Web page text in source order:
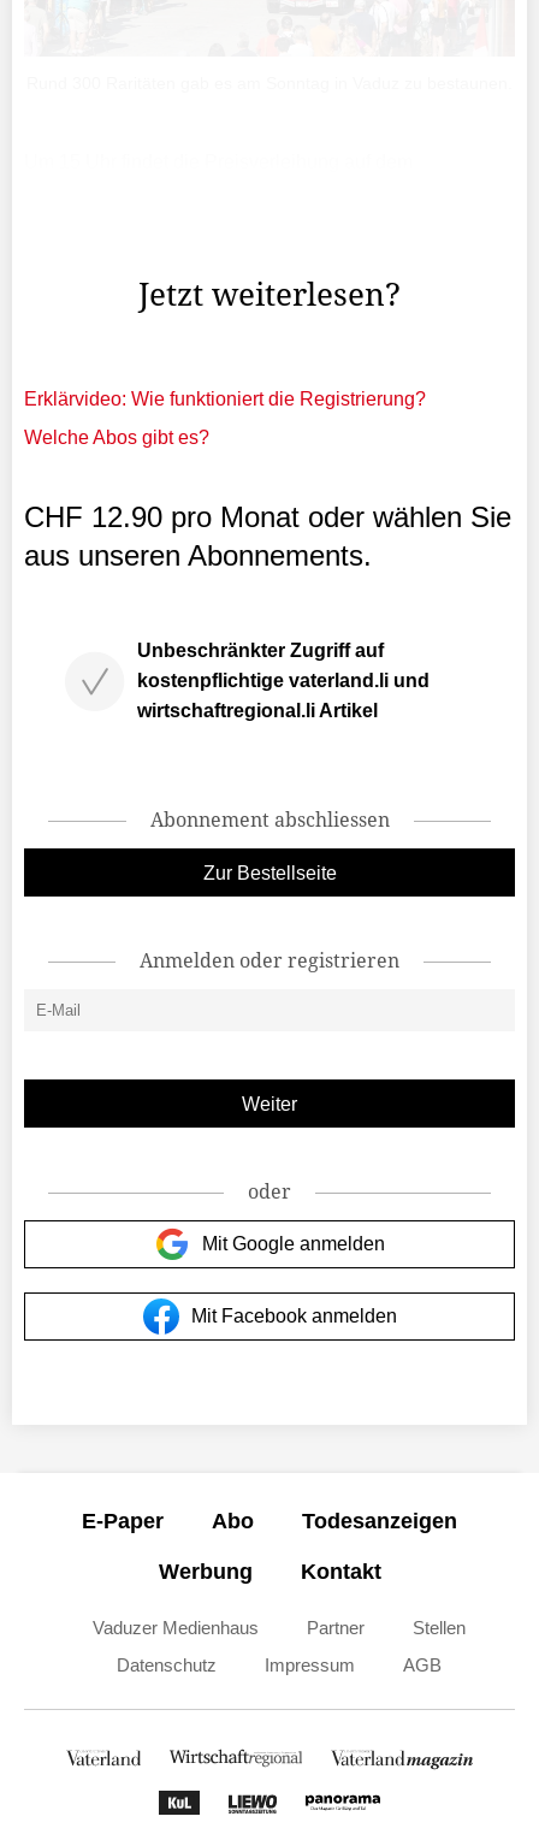
Jetzt weiterlesen?
Erklärvideo: Wie funktioniert die Registrierung?
Welche Abos gibt es?
CHF 12.90 pro Monat oder wählen Sie
aus unseren Abonnements.
Unbeschränkter Zugriff auf
kostenpflichtige vaterland.li und
wirtschaftregional.li Artikel
Abonnement abschliessen
Zur Bestellseite
Anmelden oder registrieren
oder
Mit Google anmelden
Mit Facebook anmelden
E-Paper Abo Todesanzeigen
Werbung Kontakt
Vaduzer Medienhaus Partner
Stellen
Datenschutz
Impressum AGB